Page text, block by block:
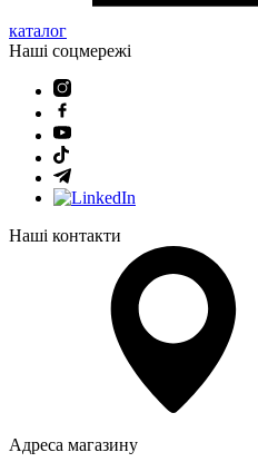
каталог
Наші соцмережі
Наші контакти
Адреса магазину